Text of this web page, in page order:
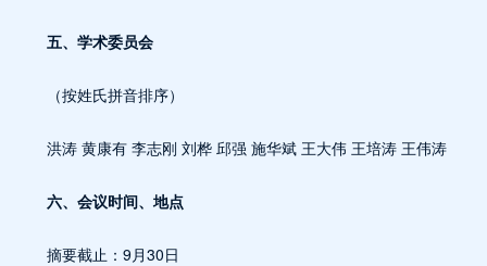
五、学术委员会
（按姓氏拼音排序）
洪涛 黄康有 李志刚 刘桦 邱强 施华斌 王大伟 王培涛 王伟涛
六、会议时间、地点
摘要截止：9月30日